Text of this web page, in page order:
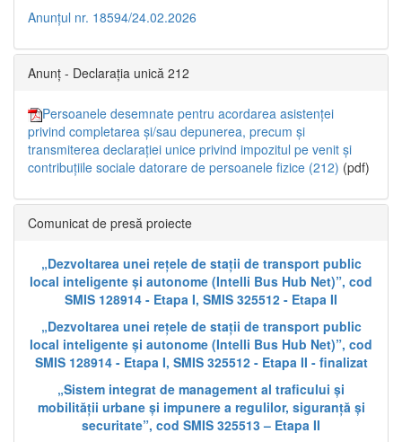
Anunțul nr. 18594/24.02.2026
Anunț - Declarația unică 212
Persoanele desemnate pentru acordarea asistenței
privind completarea și/sau depunerea, precum și
transmiterea declarației unice privind impozitul pe venit și
contribuțiile sociale datorare de persoanele fizice (212) (pdf)
Comunicat de presă proiecte
„Dezvoltarea unei rețele de stații de transport public
local inteligente și autonome (Intelli Bus Hub Net)”, cod
SMIS 128914 - Etapa I, SMIS 325512 - Etapa II
„Dezvoltarea unei rețele de stații de transport public
local inteligente și autonome (Intelli Bus Hub Net)”, cod
SMIS 128914 - Etapa I, SMIS 325512 - Etapa II - finalizat
„Sistem integrat de management al traficului și
mobilității urbane și impunere a regulilor, siguranță și
securitate”, cod SMIS 325513 – Etapa II